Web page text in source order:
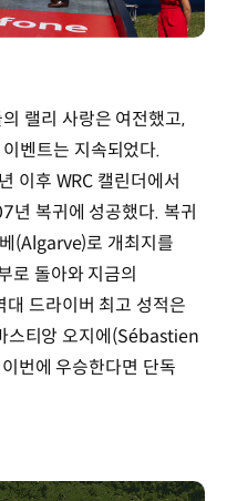
랠리 사랑은 여전했고,
벤트는 지속되었다.
이후 WRC 캘린더에서
년 복귀에 성공했다. 복귀
(Algarve)로 개최지를
로 돌아와 지금의
드라이버 최고 성적은
티앙 오지에(Sébastien
번에 우승한다면 단독